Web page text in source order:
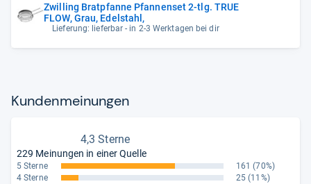
Zwilling Bratpfanne Pfannenset 2-tlg. TRUE
FLOW, Grau, Edelstahl,
Lieferung: lieferbar - in 2-3 Werktagen bei dir
Kun­den­mei­nun­gen
4,3 Sterne
229 Meinungen in einer Quelle
5 Sterne 161 (70%)
4 Sterne
25 (11%)